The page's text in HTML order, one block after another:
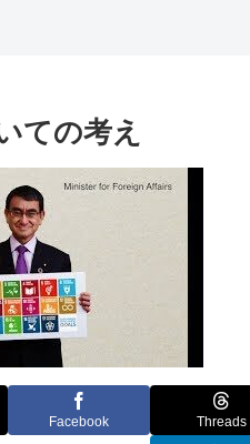
ての考え
Facebook Threads